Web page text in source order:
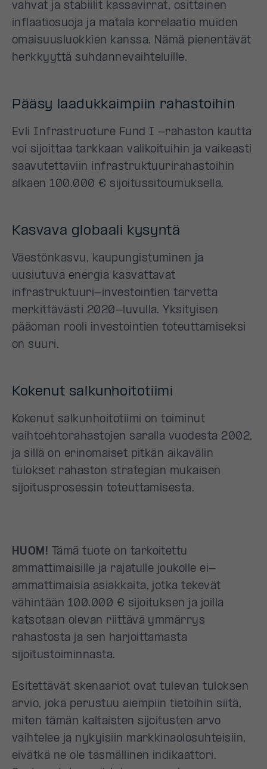
vahvat ja stabiilit kassavirrat, osittainen
inflaatiosuoja ja matala korrelaatio muiden
omaisuusluokkien kanssa. Nämä pienentävät
herkkyyttä suhdannevaihteluille.
Pääsy laadukkaimpiin rahastoihin
Evli Infrastructure Fund I -rahaston kautta
voi sijoittaa tarkkaan valikoituihin ja vaikeasti
saavutettaviin infrastruktuurirahastoihin
alkaen 100.000 € sijoitussitoumuksella.
Kasvava globaali kysyntä
Väestönkasvu, kaupungistuminen ja
uusiutuva energia kasvattavat
infrastruktuuri-investointien tarvetta
merkittävästi 2020-luvulla. Yksityisen
pääoman rooli investointien toteuttamiseksi
on suuri.
Kokenut salkunhoitotiimi
Kokenut salkunhoitotiimi on toiminut
vaihtoehtorahastojen saralla vuodesta 2002,
ja sillä on erinomaiset pitkän aikavälin
tulokset rahaston strategian mukaisen
sijoitusprosessin toteuttamisesta.
HUOM! Tämä tuote on tarkoitettu
ammattimaisille ja rajatulle joukolle ei-
ammattimaisia asiakkaita, jotka tekevät
vähintään 100.000 € sijoituksen ja joilla
katsotaan olevan riittävä ymmärrys
rahastosta ja sen harjoittamasta
sijoitustoiminnasta.
Esitettävät skenaariot ovat tulevan tuloksen
arvio, joka perustuu aiempiin tietoihin siitä,
miten tämän kaltaisten sijoitusten arvo
vaihtelee ja nykyisiin markkinaolosuhteisiin,
eivätkä ne ole täsmällinen indikaattori.